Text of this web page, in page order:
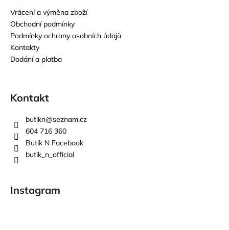
Vrácení a výměna zboží
Obchodní podmínky
Podmínky ochrany osobních údajů
Kontakty
Dodání a platba
Kontakt
butikn@seznam.cz
604 716 360
Butik N Facebook
butik_n_official
Instagram